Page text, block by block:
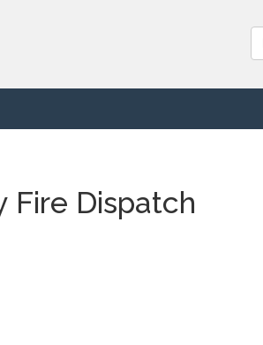
Fire Dispatch